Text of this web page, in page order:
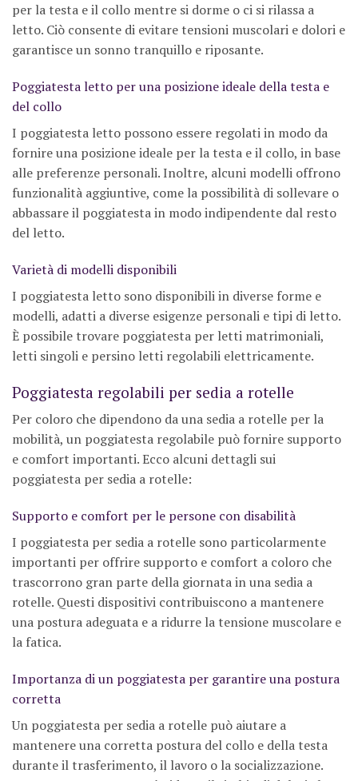
per la testa e il collo mentre si dorme o ci si rilassa a
letto. Ciò consente di evitare tensioni muscolari e dolori e
garantisce un sonno tranquillo e riposante.
Poggiatesta letto per una posizione ideale della testa e
del collo
I poggiatesta letto possono essere regolati in modo da
fornire una posizione ideale per la testa e il collo, in base
alle preferenze personali. Inoltre, alcuni modelli offrono
funzionalità aggiuntive, come la possibilità di sollevare o
abbassare il poggiatesta in modo indipendente dal resto
del letto.
Varietà di modelli disponibili
I poggiatesta letto sono disponibili in diverse forme e
modelli, adatti a diverse esigenze personali e tipi di letto.
È possibile trovare poggiatesta per letti matrimoniali,
letti singoli e persino letti regolabili elettricamente.
Poggiatesta regolabili per sedia a rotelle
Per coloro che dipendono da una sedia a rotelle per la
mobilità, un poggiatesta regolabile può fornire supporto
e comfort importanti. Ecco alcuni dettagli sui
poggiatesta per sedia a rotelle:
Supporto e comfort per le persone con disabilità
I poggiatesta per sedia a rotelle sono particolarmente
importanti per offrire supporto e comfort a coloro che
trascorrono gran parte della giornata in una sedia a
rotelle. Questi dispositivi contribuiscono a mantenere
una postura adeguata e a ridurre la tensione muscolare e
la fatica.
Importanza di un poggiatesta per garantire una postura
corretta
Un poggiatesta per sedia a rotelle può aiutare a
mantenere una corretta postura del collo e della testa
durante il trasferimento, il lavoro o la socializzazione.